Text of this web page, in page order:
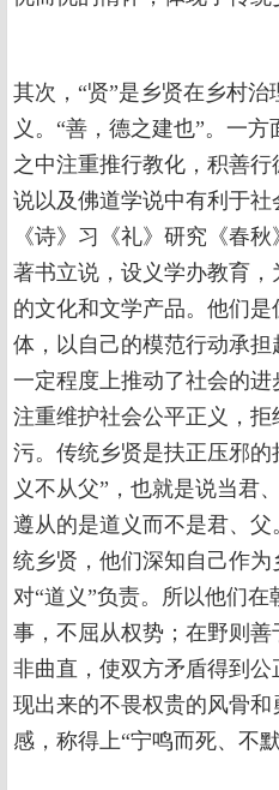
其次，“贤”是乡贤在乡村
义。“善，德之建也”。一
之中注重推行教化，积善
说以及佛道学说中有利于
《诗》习《礼》研究《春
著书立说，设义学办教育
的文化和文学产品。他们
体，以自己的模范行动承
一定程度上推动了社会的
注重维护社会公平正义，
污。传统乡贤是扶正压邪
义不从父”，也就是说当君
遵从的是道义而不是君、
统乡贤，他们深知自己作
对“道义”负责。所以他们
事，不屈从权势；在野则
非曲直，使双方矛盾得到
现出来的不畏权贵的风骨
感，称得上“宁鸣而死、不默